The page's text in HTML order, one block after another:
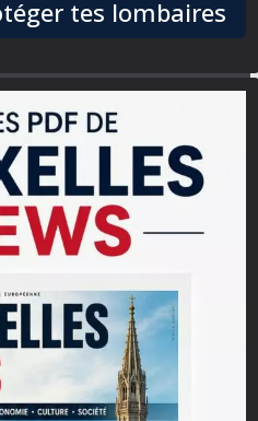
tes lombaires